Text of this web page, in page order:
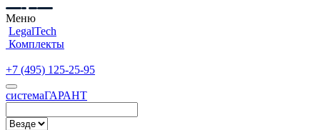
Меню
LegalTech
Комплекты
+7 (495) 125-25-95
cистемаГАРАНТ